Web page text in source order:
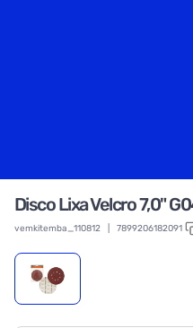
Disco Lixa Velcro 7,0"
vemkitemba_110812 7899206182091